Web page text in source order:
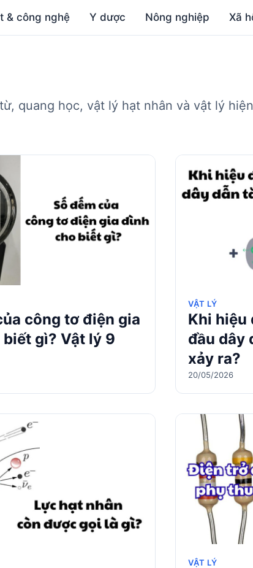
& công nghệ Y dược Nông nghiệp Xã
quang học, vật lý hạt nhân và vật lý
công tơ điện gia
gì? Vật lý 9
VẬT LÝ
Khi hiệu
đầu dây
xảy ra?
20/05/2026
VẬT LÝ